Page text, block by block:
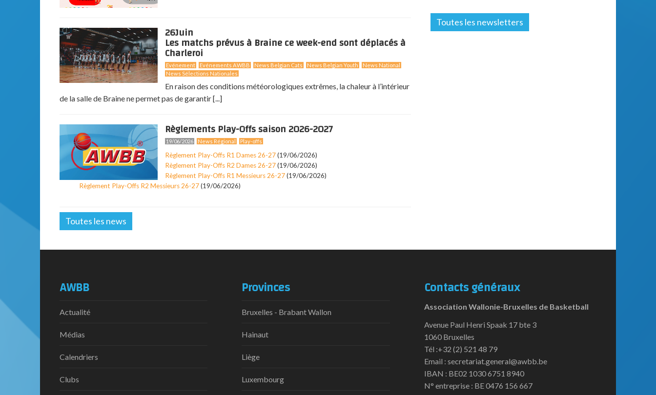
26Juin
Les matchs prévus à Braine ce week-end sont déplacés à
Charleroi
Evénement Evénements AWBB News Belgian Cats News Belgian Youth
News National
News Sélections Nationales
En raison des conditions météorologiques extrêmes, la chaleur à l’intérieur
de la salle de Braine ne permet pas de garantir [...]
Règlements Play-Offs saison 2026-2027
19/06/2026 News Régional Play-offs
Règlement Play-Offs R1 Dames 26-27(19/06/2026)
Règlement Play-Offs R2 Dames 26-27(19/06/2026)
Règlement Play-Offs R1 Messieurs 26-27(19/06/2026)
Règlement Play-Offs R2 Messieurs 26-27(19/06/2026)
Toutes les news
Toutes les newsletters
AWBB
Actualité
Médias
Calendriers
Clubs
Provinces
Bruxelles - Brabant Wallon
Hainaut
Liège
Luxembourg
Contacts généraux
Association Wallonie-Bruxelles de Basketball
Avenue Paul Henri Spaak 17 bte 3
1060 Bruxelles
Tél :+32 (2) 521 48 79
Email : secretariat.general@awbb.be
IBAN : BE02 1030 6751 8940
N° entreprise : BE 0476 156 667